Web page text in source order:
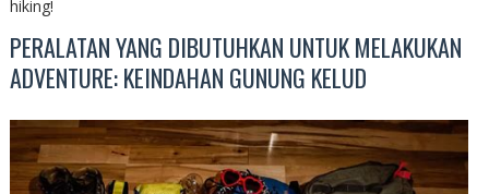
hiking!
PERALATAN YANG DIBUTUHKAN UNTUK MELAKUKAN
ADVENTURE: KEINDAHAN GUNUNG KELUD